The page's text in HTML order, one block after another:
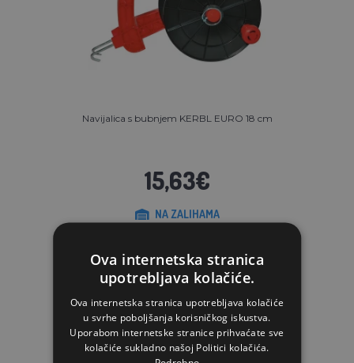
Navijalica s bubnjem KERBL EURO 18 cm
15,63€
NA ZALIHAMA
Ova internetska stranica
upotrebljava kolačiće.
Ova internetska stranica upotrebljava kolačiće
u svrhe poboljšanja korisničkog iskustva.
Uporabom internetske stranice prihvaćate sve
kolačiće sukladno našoj Politici kolačića.